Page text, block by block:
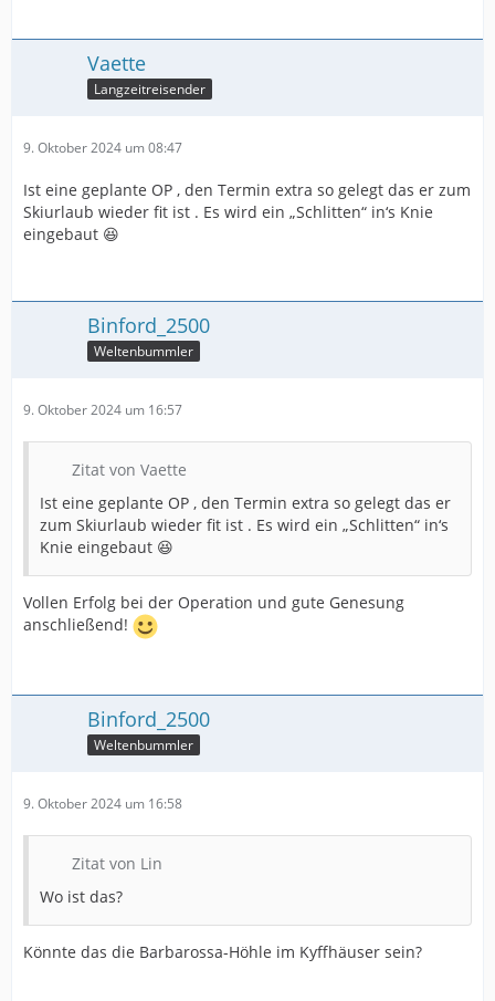
Vaette
Langzeitreisender
9. Oktober 2024 um 08:47
Ist eine geplante OP , den Termin extra so gelegt das er zum
Skiurlaub wieder fit ist . Es wird ein „Schlitten“ in‘s Knie
eingebaut 😆
Binford_2500
Weltenbummler
9. Oktober 2024 um 16:57
Zitat von Vaette
Ist eine geplante OP , den Termin extra so gelegt das er
zum Skiurlaub wieder fit ist . Es wird ein „Schlitten“ in‘s
Knie eingebaut 😆
Vollen Erfolg bei der Operation und gute Genesung
anschließend!
Binford_2500
Weltenbummler
9. Oktober 2024 um 16:58
Zitat von Lin
Wo ist das?
Könnte das die Barbarossa-Höhle im Kyffhäuser sein?